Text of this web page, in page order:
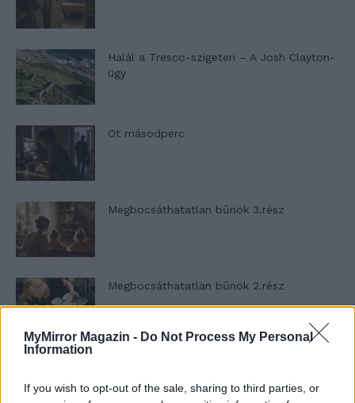
MyMirror Magazin - Do Not Process My Personal
Information
If you wish to opt-out of the sale, sharing to third parties, or
Halál a Tresco-szigeten – A Josh Clayton-
ügy
Öt másodperc
Megbocsáthatatlan bűnök 3.rész
Megbocsáthatatlan bűnök 2.rész